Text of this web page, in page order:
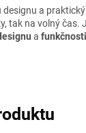
designu a
tak na volný čas.
a funkčnosti